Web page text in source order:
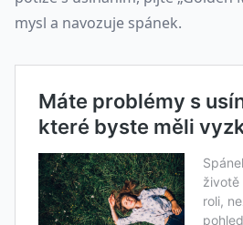
mysl a navozuje spánek.